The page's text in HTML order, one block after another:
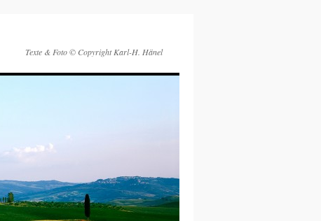
Texte & Foto © Copyright Karl-H. Hänel